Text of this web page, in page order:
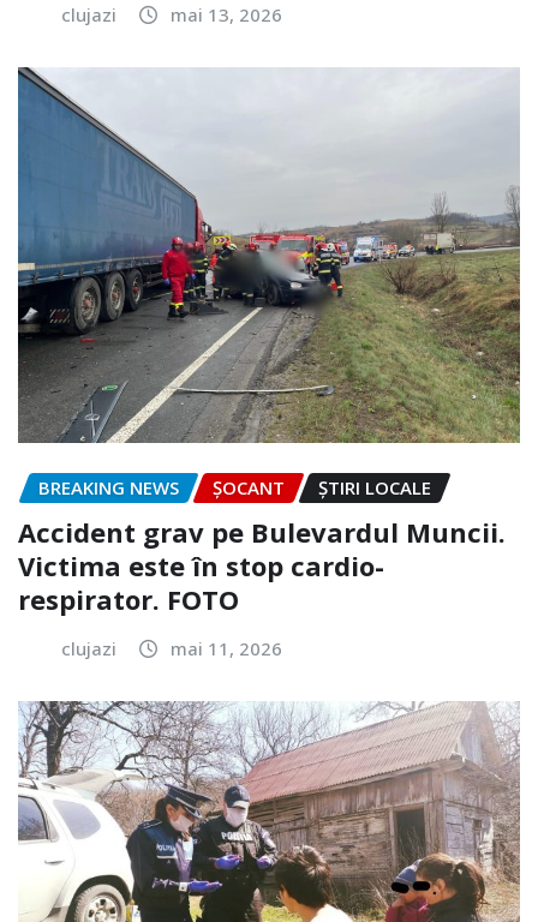
clujazi mai 13, 2026
BREAKING NEWS ȘOCANT ȘTIRI LOCALE
Accident grav pe Bulevardul Muncii.
Victima este în stop cardio-
respirator. FOTO
clujazi mai 11, 2026